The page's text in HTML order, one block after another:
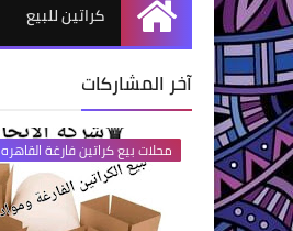
الرئيسية
كراتين للبيع
آخر المشاركات
محلات بيع كراتين فارغة القاهره